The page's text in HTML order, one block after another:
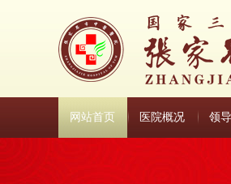
网站首页 医院概况 领